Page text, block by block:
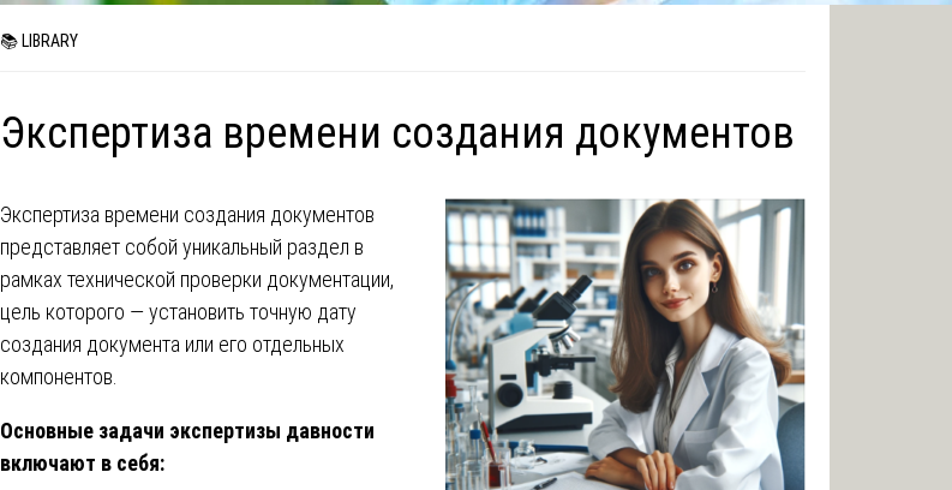
📚 LIBRARY
Экспертиза времени создания документов
Экспертиза времени создания документов
представляет собой уникальный раздел в
рамках технической проверки документации,
цель которого — установить точную дату
создания документа или его отдельных
компонентов.
Основные задачи экспертизы давности
включают в себя: